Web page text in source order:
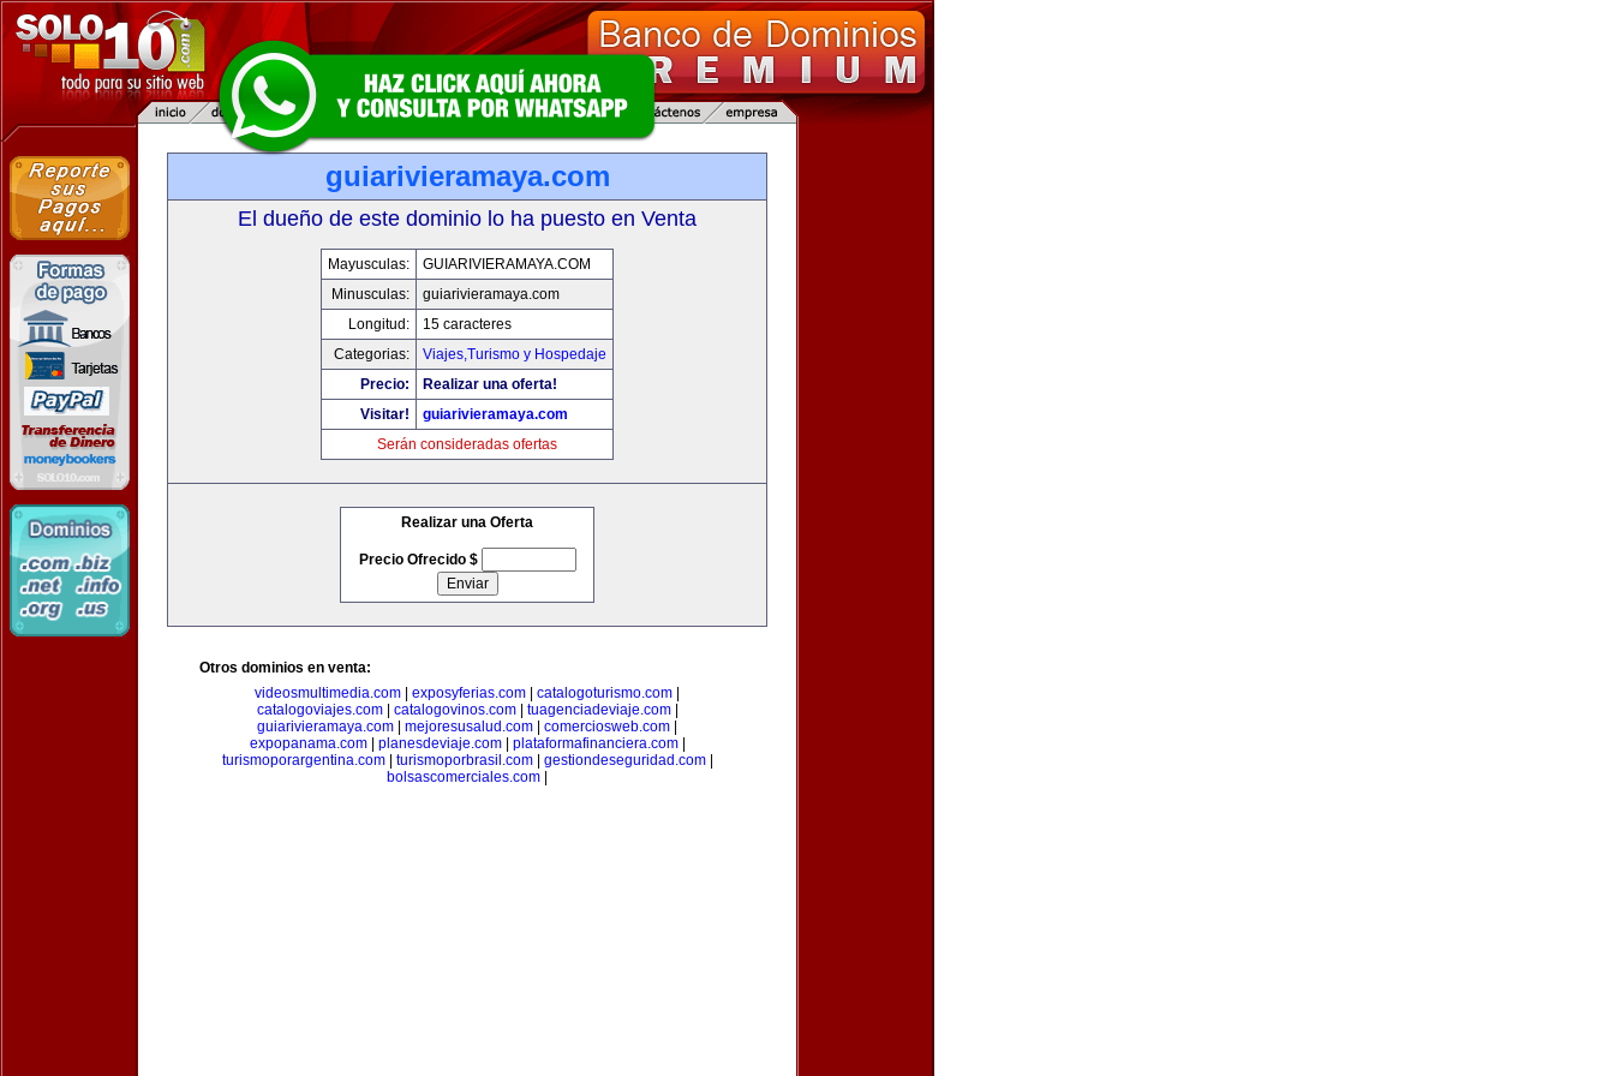
guiarivieramaya.com
El dueño de este dominio lo ha puesto en Venta
Mayusculas:
GUIARIVIERAMAYA.COM
Minusculas:
guiarivieramaya.com
Longitud:
15 caracteres
Categorias:
Viajes,Turismo y Hospedaje
Precio:
Realizar una oferta!
Visitar!
guiarivieramaya.com
Serán consideradas ofertas
Realizar una Oferta
Precio Ofrecido $
Otros dominios en venta:
videosmultimedia.com
exposyferias.com catalogoturismo.com
catalogoviajes.com| catalogovinos.com| tuagenciadeviaje.com|
guiarivieramaya.com
mejoresusalud.com comerciosweb.com
expopanama.com| planesdeviaje.com| plataformafinanciera.com|
turismoporargentina.com| turismoporbrasil.com| gestiondeseguridad.com|
bolsascomerciales.com